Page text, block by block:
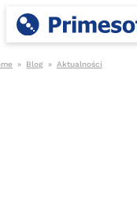
» Blog » Aktualności